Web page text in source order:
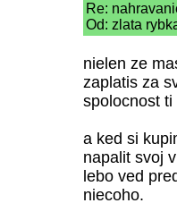
Re:
Od: zlata
nielen ze
zaplatis za
spolocnost
a ked si
napalit svoj
lebo ved
niecoho.